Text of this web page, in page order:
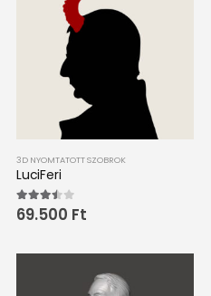
3D NYOMTATOTT SZOBROK
LuciFeri
3.40 out of 5
69.500 Ft